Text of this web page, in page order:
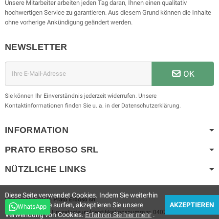
Unsere Mitarbeiter arbeiten jeden Tag daran, Ihnen einen qualitativ
hochwertigen Service zu garantieren. Aus diesem Grund können die Inhalte
ohne vorherige Ankündigung geändert werden.
NEWSLETTER
OK
Sie können Ihr Einverständnis jederzeit widerrufen. Unsere
Kontaktinformationen finden Sie u. a. in der Datenschutzerklärung.
INFORMATION
PRATO ERBOSO SRL
NÜTZLICHE LINKS
Copyright © 2025 Prato Erbososrl
Prato Erboso srl - Umsatzsteuer-Identifikationsnummer: 04074960719
Diese Seite verwendet Cookies. Indem Sie weiterhin
auf der Website surfen, akzeptieren Sie unsere
Verwendung von Cookies.Erfahren Sie hier mehr .
AKZEPTIEREN
WhatsApp